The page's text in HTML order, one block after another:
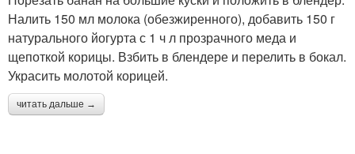
Налить 150 мл молока (обезжиренного), добавить 150 г
натурального йогурта с 1 ч л прозрачного меда и
щепоткой корицы. Взбить в блендере и перелить в бокал.
Украсить молотой корицей.
читать дальше →